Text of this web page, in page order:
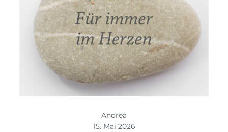
Andrea
15. Mai 2026